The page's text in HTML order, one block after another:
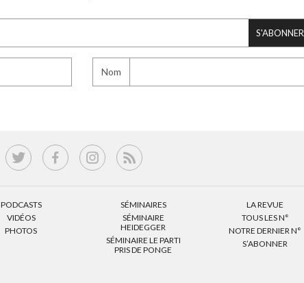
S'ABONNER
Nom
PODCASTS
VIDÉOS
PHOTOS
SÉMINAIRES
SÉMINAIRE
HEIDEGGER
SÉMINAIRE LE PARTI
PRIS DE PONGE
LA REVUE
TOUS LES N°
NOTRE DERNIER N°
S’ABONNER